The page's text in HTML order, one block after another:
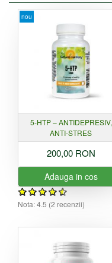
nou
5-HTP – ANTIDEPRESIV,
ANTI-STRES
200,00 RON
Adauga in cos
Nota:4.5 (2 recenzii)